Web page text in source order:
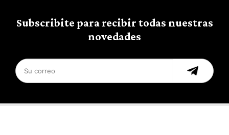
Subscribite para recibir todas nuestras
novedades